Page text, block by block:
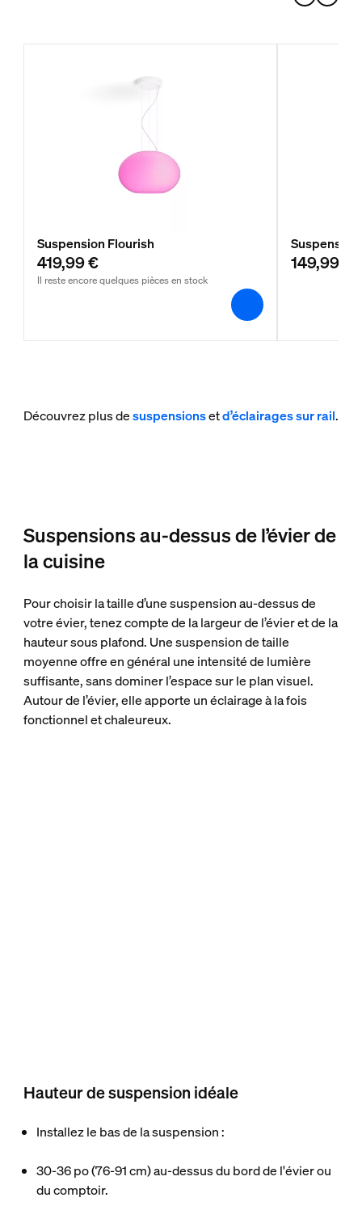
Suspension Flourish
419,99 €
Il reste encore quelques pièces en stock
149,99 €
Découvrez plus desuspensionsetd’éclairages sur rail.
Suspensions au-dessus de l’évier de
la cuisine
Pour choisir la taille d’une suspension au-dessus de
votre évier, tenez compte de la largeur de l’évier et de la
hauteur sous plafond. Une suspension de taille
moyenne offre en général une intensité de lumière
suffisante, sans dominer l’espace sur le plan visuel.
Autour de l’évier, elle apporte un éclairage à la fois
fonctionnel et chaleureux.
Hauteur de suspension idéale
Installez le bas de la suspension :
30-36 po (76-91 cm) au-dessus du bord de l'évier ou
du comptoir.